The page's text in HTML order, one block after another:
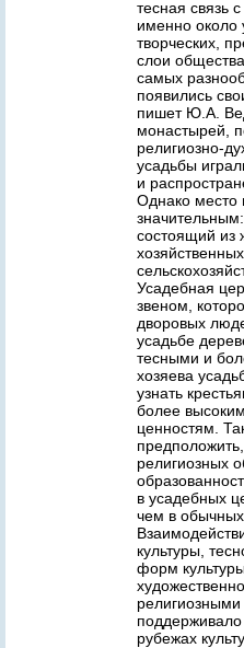
тесная связь
именно около
творческих,
слои
самых
появились
пишет Ю.А.
монастырей,
религиозно-
усадьбы
и
Однако место
состоящий из
Усадебная
звеном,
дворовых
усадьбе
тесными и
хозяева
узнать
более
ценностям.
религиозных
в усадебных
чем в обычных
культуры,
форм
рубежах